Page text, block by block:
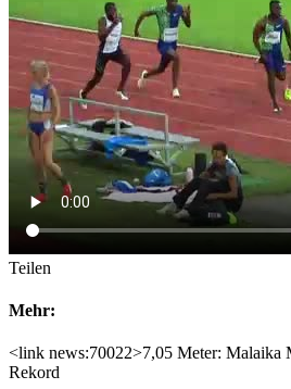
Teilen
Mehr:
<link news:70022>7,05 Meter: Malaika
Rekord